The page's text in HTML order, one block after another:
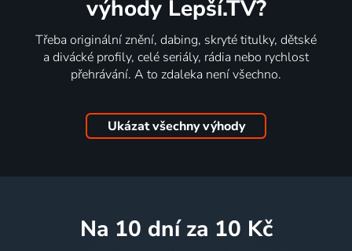
výhody Lepší.TV?
Třeba originální znění, dabing, skryté titulky, dětské
a divácké profily, celé seriály, rádia nebo rychlost
přehrávání. A to zdaleka není všechno.
Ukázat všechny výhody
na 10 dní za 10 Kč